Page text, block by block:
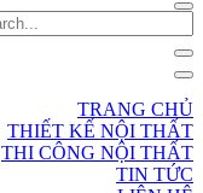
TRANG CHỦ
THIẾT KẾ NỘI THẤT
THI CÔNG NỘI THẤT
TIN TỨC